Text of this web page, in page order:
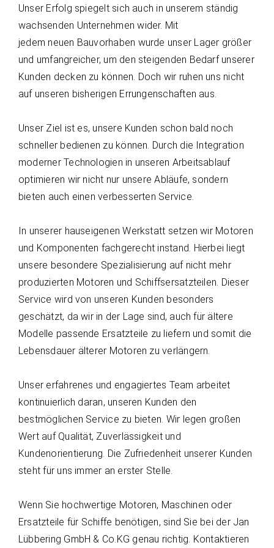
Unser Erfolg spiegelt sich auch in unserem ständig
wachsenden Unternehmen wider. Mit
jedem neuen Bauvorhaben wurde unser Lager größer
und umfangreicher, um den steigenden Bedarf unserer
Kunden decken zu können. Doch wir ruhen uns nicht
auf unseren bisherigen Errungenschaften aus.
Unser Ziel ist es, unsere Kunden schon bald noch
schneller bedienen zu können. Durch die Integration
moderner Technologien in unseren Arbeitsablauf
optimieren wir nicht nur unsere Abläufe, sondern
bieten auch einen verbesserten Service.
In unserer hauseigenen Werkstatt setzen wir Motoren
und Komponenten fachgerecht instand. Hierbei liegt
unsere besondere Spezialisierung auf nicht mehr
produzierten Motoren und Schiffsersatzteilen. Dieser
Service wird von unseren Kunden besonders
geschätzt, da wir in der Lage sind, auch für ältere
Modelle passende Ersatzteile zu liefern und somit die
Lebensdauer älterer Motoren zu verlängern.
Unser erfahrenes und engagiertes Team arbeitet
kontinuierlich daran, unseren Kunden den
bestmöglichen Service zu bieten. Wir legen großen
Wert auf Qualität, Zuverlässigkeit und
Kundenorientierung. Die Zufriedenheit unserer Kunden
steht für uns immer an erster Stelle.
Wenn Sie hochwertige Motoren, Maschinen oder
Ersatzteile für Schiffe benötigen, sind Sie bei der Jan
Lübbering GmbH & Co.KG genau richtig. Kontaktieren